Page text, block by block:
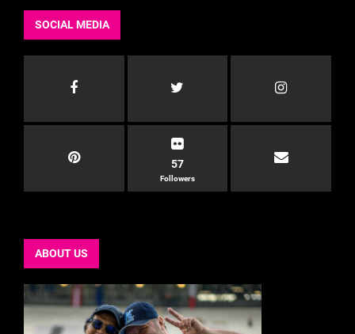
SOCIAL MEDIA
57
Followers
ABOUT US